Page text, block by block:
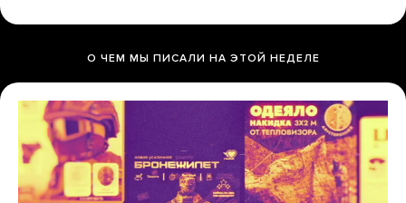
О ЧЕМ МЫ ПИСАЛИ НА ЭТОЙ НЕДЕЛЕ